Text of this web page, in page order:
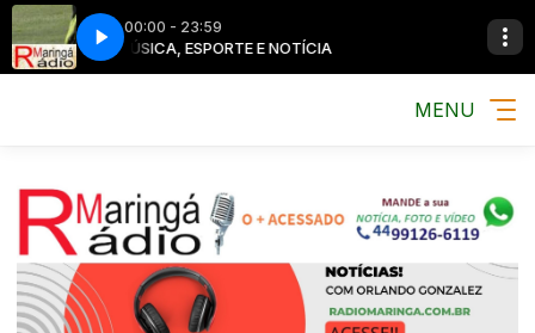
00:00 - 23:59
MÚSICA, ESPORTE E NOTÍCIA
MENU